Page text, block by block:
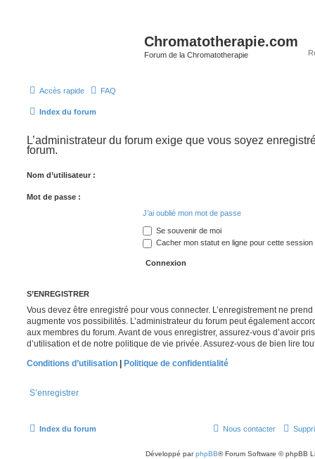
Chromatotherapie.com
Forum de la Chromatotherapie
Accès rapide FAQ
Index du forum
L’administrateur du forum exige que vous soyez
forum.
Nom d’utilisateur :
Mot de passe :
J’ai oublié mon mot de passe
Se souvenir de moi
Cacher mon statut en ligne pour cette session
S’ENREGISTRER
Vous devez être enregistré pour vous connecter. L’enregistrement ne
augmente vos possibilités. L’administrateur du forum peut également
aux membres du forum. Avant de vous enregistrer, assurez-vous d’avoir
d’utilisation et de notre politique de vie privée. Assurez-vous de bien lire
Conditions d’utilisation
Politique de confidentialité
S’enregistrer
Index du forum Nous contacter
Développé parphpBB® Forum Software © phpBB